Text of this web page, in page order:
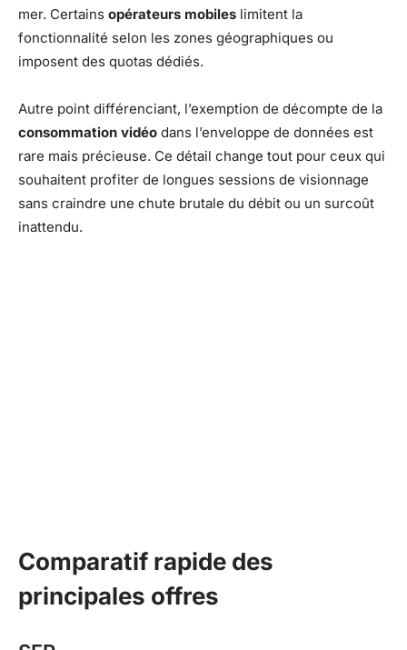
mer. Certains opérateurs mobiles limitent la
fonctionnalité selon les zones géographiques ou
imposent des quotas dédiés.
Autre point différenciant, l’exemption de décompte de la
consommation vidéo dans l’enveloppe de données est
rare mais précieuse. Ce détail change tout pour ceux qui
souhaitent profiter de longues sessions de visionnage
sans craindre une chute brutale du débit ou un surcoût
inattendu.
Comparatif rapide des
principales offres